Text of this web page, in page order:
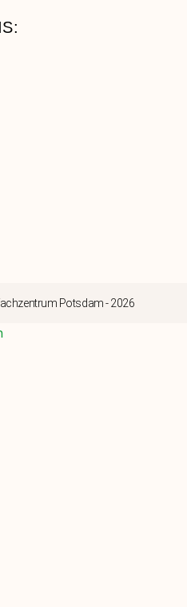
Potsdam - 2026